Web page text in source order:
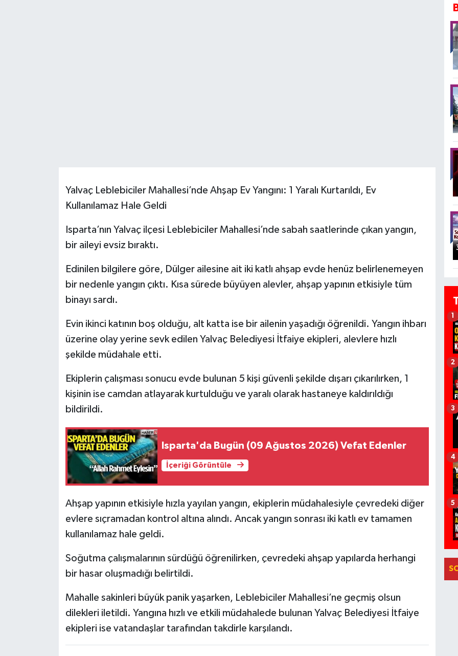
Yalvaç Leblebiciler Mahallesi’nde Ahşap Ev Yangını: 1 Yaralı Kurtarıldı, Ev
Kullanılamaz Hale Geldi
Isparta’nın Yalvaç ilçesi Leblebiciler Mahallesi’nde sabah saatlerinde çıkan yangın,
bir aileyi evsiz bıraktı.
Edinilen bilgilere göre, Dülger ailesine ait iki katlı ahşap evde henüz belirlenemeyen
bir nedenle yangın çıktı. Kısa sürede büyüyen alevler, ahşap yapının etkisiyle tüm
binayı sardı.
Evin ikinci katının boş olduğu, alt katta ise bir ailenin yaşadığı öğrenildi. Yangın ihbarı
üzerine olay yerine sevk edilen Yalvaç Belediyesi İtfaiye ekipleri, alevlere hızlı
şekilde müdahale etti.
Ekiplerin çalışması sonucu evde bulunan 5 kişi güvenli şekilde dışarı çıkarılırken, 1
kişinin ise camdan atlayarak kurtulduğu ve yaralı olarak hastaneye kaldırıldığı
bildirildi.
Isparta'da Bugün (09 Ağustos 2026) Vefat Edenler
İçeriği Görüntüle
Ahşap yapının etkisiyle hızla yayılan yangın, ekiplerin müdahalesiyle çevredeki diğer
evlere sıçramadan kontrol altına alındı. Ancak yangın sonrası iki katlı ev tamamen
kullanılamaz hale geldi.
Soğutma çalışmalarının sürdüğü öğrenilirken, çevredeki ahşap yapılarda herhangi
bir hasar oluşmadığı belirtildi.
Mahalle sakinleri büyük panik yaşarken, Leblebiciler Mahallesi’ne geçmiş olsun
dilekleri iletildi. Yangına hızlı ve etkili müdahalede bulunan Yalvaç Belediyesi İtfaiye
ekipleri ise vatandaşlar tarafından takdirle karşılandı.
1
2
3
4
5
Tarihi Yapılarımız
Teknoloji